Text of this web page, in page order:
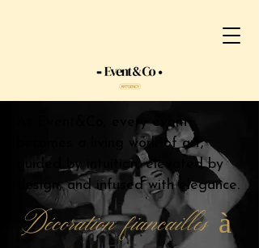
At Event&Co, every event
becomes a living work of art,
guided by intuition, elevated by
design, and infused with elegance.
Décoration fiancailles à